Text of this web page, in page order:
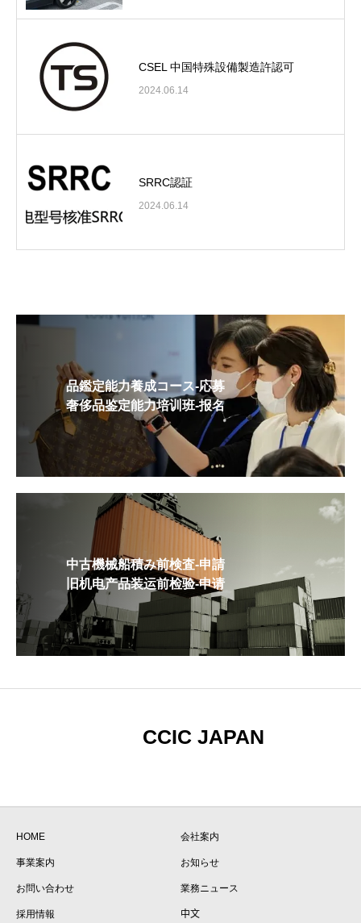
CSEL 中国特殊設備製造許認可
2024.06.14
SRRC認証
2024.06.14
品鑑定能力養成コース-応募
奢侈品鉴定能力培训班-报名
中古機械船積み前検査-申請
旧机电产品装运前检验-申请
CCIC JAPAN
HOME 会社案内
事業案内 お知らせ
お問い合わせ 業務ニュース
採用情報 中文